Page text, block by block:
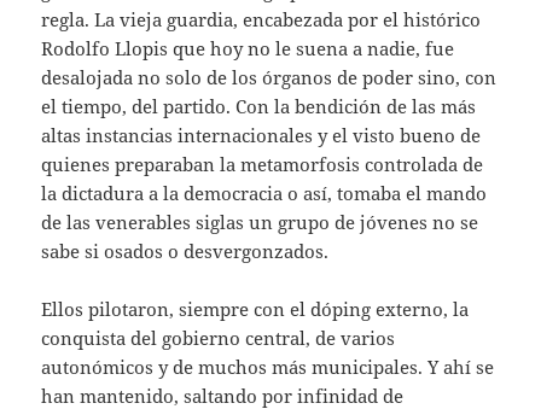
regla. La vieja guardia, encabezada por el histórico
Rodolfo Llopis que hoy no le suena a nadie, fue
desalojada no solo de los órganos de poder sino, con
el tiempo, del partido. Con la bendición de las más
altas instancias internacionales y el visto bueno de
quienes preparaban la metamorfosis controlada de
la dictadura a la democracia o así, tomaba el mando
de las venerables siglas un grupo de jóvenes no se
sabe si osados o desvergonzados.
Ellos pilotaron, siempre con el dóping externo, la
conquista del gobierno central, de varios
autonómicos y de muchos más municipales. Y ahí se
han mantenido, saltando por infinidad de